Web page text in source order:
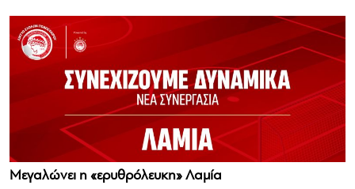
Μεγαλώνει η «ερυθρόλευκη» Λαμία